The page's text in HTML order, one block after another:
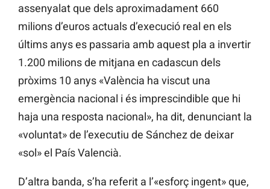
assenyalat que dels aproximadament 660
milions d’euros actuals d’execució real en els
últims anys es passaria amb aquest pla a invertir
1.200 milions de mitjana en cadascun dels
pròxims 10 anys «València ha viscut una
emergència nacional i és imprescindible que hi
haja una resposta nacional», ha dit, denunciant la
«voluntat» de l’executiu de Sánchez de deixar
«sol» el País Valencià.
D’altra banda, s’ha referit a l’«esforç ingent» que,